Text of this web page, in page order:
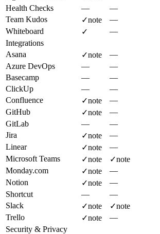
Health Checks
—
—
Team Kudos
✓note
—
Whiteboard
✓
—
Integrations
Asana
✓note
—
Azure DevOps
—
—
Basecamp
—
—
ClickUp
—
—
Confluence
✓note
—
GitHub
✓note
—
GitLab
—
—
Jira
✓note
—
Linear
✓note
—
Microsoft Teams
✓note ✓note
Monday.com
✓note
—
Notion
✓note
—
Shortcut
—
—
Slack
✓note ✓note
Trello
✓note
—
Security & Privacy